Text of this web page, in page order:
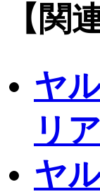
【関
ヤ
リ
ヤ